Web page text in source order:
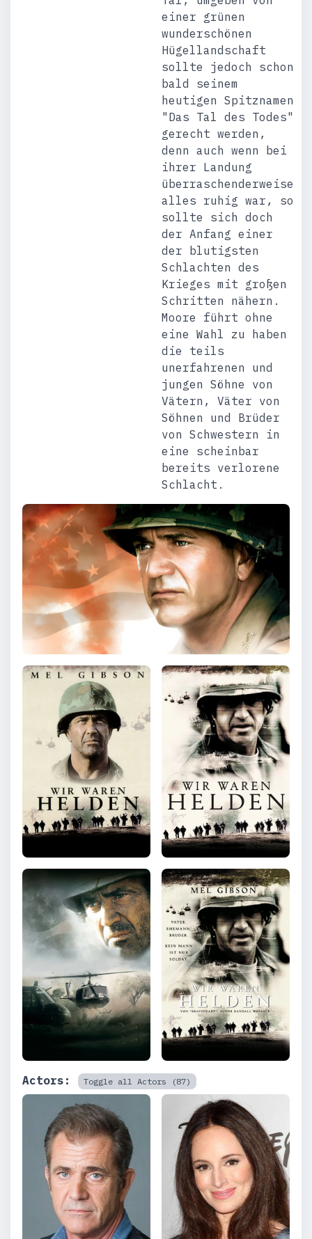
einer grünen
wunderschönen
Hügellandschaft
sollte jedoch schon
bald seinem
heutigen Spitznamen
"Das Tal des Todes"
gerecht werden,
denn auch wenn bei
ihrer Landung
überraschenderweise
alles ruhig war, so
sollte sich doch
der Anfang einer
der blutigsten
Schlachten des
Krieges mit großen
Schritten nähern.
Moore führt ohne
eine Wahl zu haben
die teils
unerfahrenen und
jungen Söhne von
Vätern, Väter von
Söhnen und Brüder
von Schwestern in
eine scheinbar
bereits verlorene
Schlacht.
Actors: Toggle all Actors (87)